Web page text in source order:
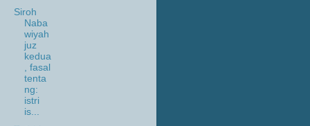
Siroh
Naba
wiyah
juz
kedua
, fasal
tenta
ng:
istri
is...